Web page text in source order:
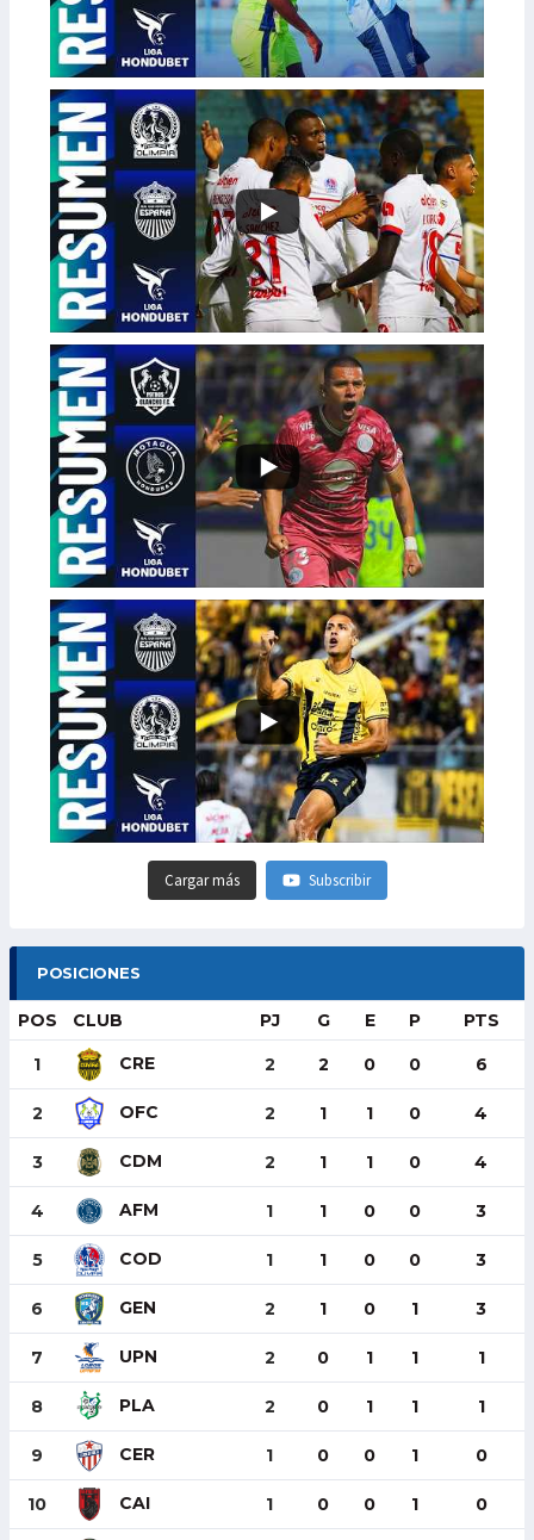
Cargar más Subscribir
POSICIONES
POS CLUB PJ G E P PTS
1 CRE 2 2 0 0 6
2 OFC 2 1 1 0 4
3 CDM 2 1 1 0 4
4 AFM 1 1 0 0 3
5 COD 1 1 0 0 3
6 GEN 2 1 0 1 3
7 UPN 2 0 1 1 1
8 PLA 2 0 1 1 1
9 CER 1 0 0 1 0
10 CAI 1 0 0 1 0